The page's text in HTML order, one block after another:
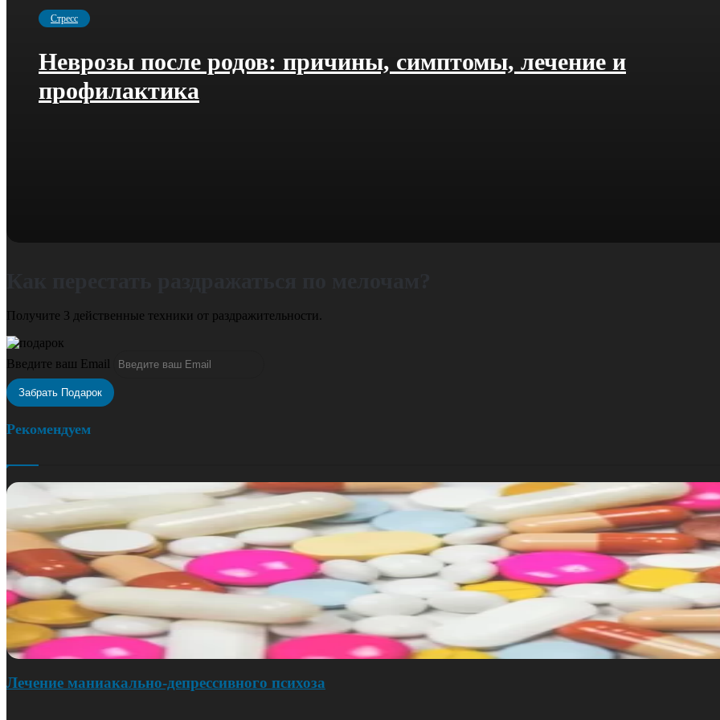
Стресс
Неврозы после родов: причины, симптомы, лечение и
профилактика
Получите 3 действенные техники от раздражительности.
Введите ваш Email
Рекомендуем
Лечение маниакально-депрессивного психоза